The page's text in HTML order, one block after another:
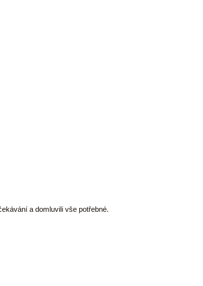
a domluvili vše potřebné.